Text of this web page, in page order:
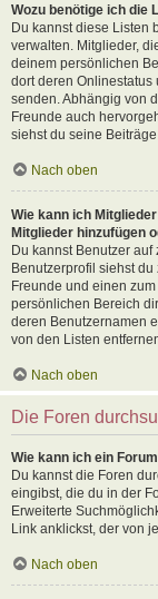
Wozu benötige ich die
Du kannst diese Listen
verwalten. Mitglieder,
deinem persönlichen
dort deren
senden. Abhängig von
Freunde auch
siehst du seine
Nach oben
Wie kann ich
Mitglieder hinzufügen
Du kannst Benutzer
Benutzerprofil siehst
Freunde und einen
persönlichen Bereich
deren Benutzernamen
von den Listen
Nach oben
Die Foren
Wie kann ich ein
Du kannst die Foren
eingibst, die du in der
Erweiterte
Link anklickst, der von
Nach oben